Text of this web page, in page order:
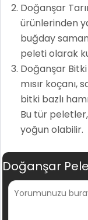
Doğanşar
ürünlerinden
buğday
peleti olarak
Doğanşar
mısır koçanı,
bitki bazlı
Bu tür
yoğun olabilir.
Doğanşar